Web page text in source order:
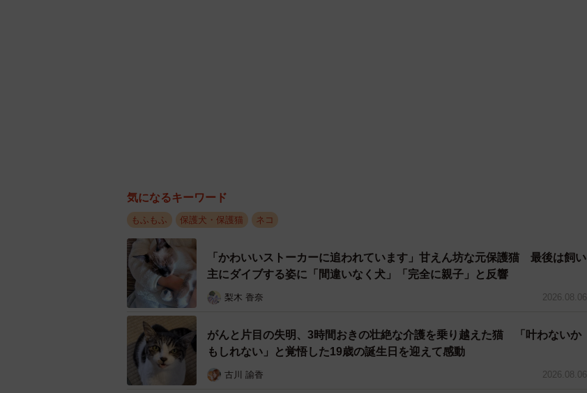
気になるキーワード
もふもふ 保護犬・保護猫 ネコ
「かわいいストーカーに追われています」甘えん坊な元保護猫 最後は飼い
主にダイブする姿に「間違いなく犬」「完全に親子」と反響
梨木 香奈 2026.08.06
がんと片目の失明、3時間おきの壮絶な介護を乗り越えた猫 「叶わないか
もしれない」と覚悟した19歳の誕生日を迎えて感動
古川 諭香 2026.08.06